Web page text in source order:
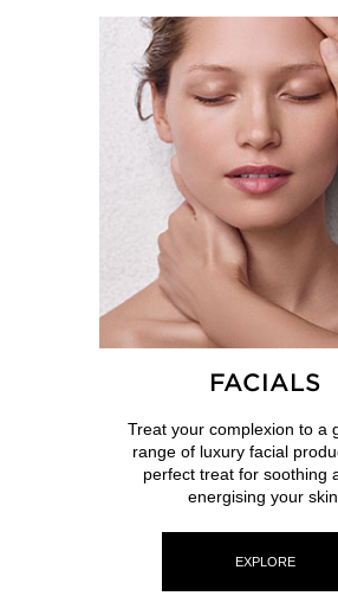
FACIALS
Treat your complexion to a
range of luxury facial
perfect treat for soothing
energising your skin.
EXPLORE